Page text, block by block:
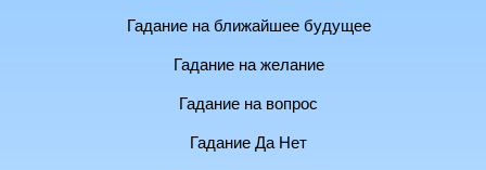
Гадание на ближайшее будущее
Гадание на желание
Гадание на вопрос
Гадание Да Нет